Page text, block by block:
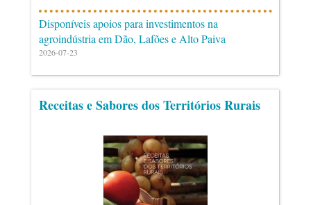
Disponíveis apoios para investimentos na
agroindústria em Dão, Lafões e Alto Paiva
2026-07-23
Receitas e Sabores dos Territórios Rurais